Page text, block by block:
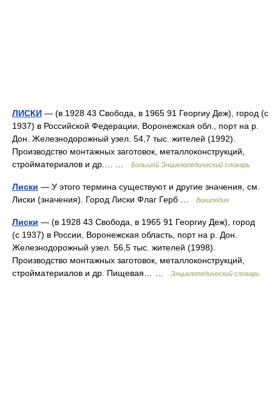
ЛИСКИ — (в 1928 43 Свобода, в 1965 91 Георгиу Деж), город (с
1937) в Российской Федерации, Воронежская обл., порт на р.
Дон. Железнодорожный узел. 54,7 тыс. жителей (1992).
Производство монтажных заготовок, металлоконструкций,
стройматериалов и др.… …
Большой Энциклопедический словарь
Лиски — У этого термина существуют и другие значения, см.
Лиски (значения). Город Лиски Флаг Герб …
Википедия
Лиски — (в 1928 43 Свобода, в 1965 91 Георгиу Деж), город
(с 1937) в России, Воронежская область, порт на р. Дон.
Железнодорожный узел. 56,5 тыс. жителей (1998).
Производство монтажных заготовок, металлоконструкций,
стройматериалов и др. Пищевая… …
Энциклопедический словарь